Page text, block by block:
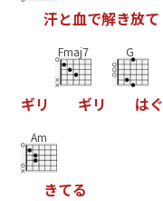
汗と血で解き放て
ギリ
Fmaj7
ギリ
G
はぐ
Am
きてる